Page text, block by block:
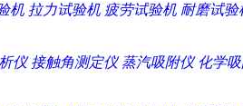
机 拉力试验机 疲劳试验机 耐磨试验
仪 接触角测定仪 蒸汽吸附仪 化学